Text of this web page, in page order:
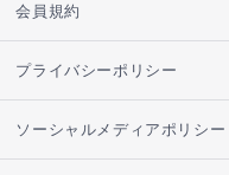
会員規約
プライバシーポリシー
ソーシャルメディアポリシー